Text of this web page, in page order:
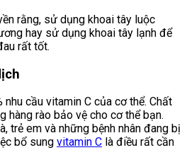
rằng, sử dụng khoai tây luộc
hay sử dụng khoai tây lạnh để
rất tốt.
nhu cầu vitamin C của cơ thể. Chất
hàng rào bảo vệ cho cơ thể bạn.
trẻ em và những bệnh nhân đang bị
bổ sung vitamin C là điều rất cần